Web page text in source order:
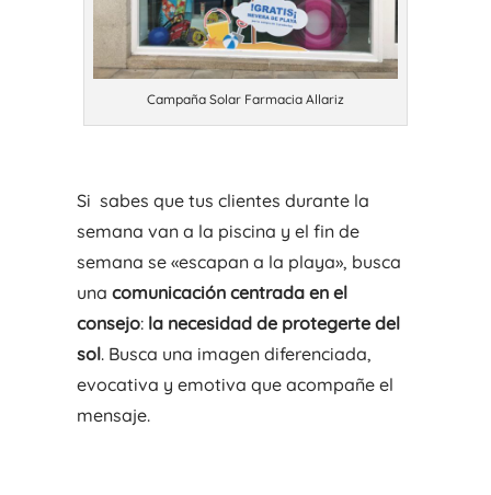
Campaña Solar Farmacia Allariz
Si sabes que tus clientes durante la
semana van a la piscina y el fin de
semana se «escapan a la playa», busca
una comunicación centrada en el
consejo: la necesidad de protegerte del
sol. Busca una imagen diferenciada,
evocativa y emotiva que acompañe el
mensaje.